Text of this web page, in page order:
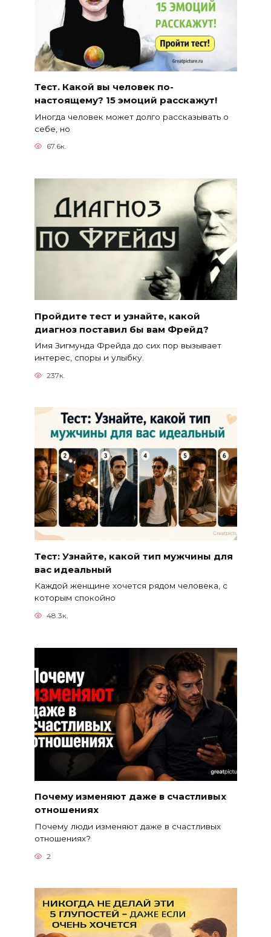
Тест. Какой вы человек по-
настоящему? 15 эмоций расскажут!
Иногда человек может долго рассказывать о
себе, но
67.6к.
Пройдите тест и узнайте, какой
диагноз поставил бы вам Фрейд?
Имя Зигмунда Фрейда до сих пор вызывает
интерес, споры и улыбку.
237к.
Тест: Узнайте, какой тип мужчины для
вас идеальный
Каждой женщине хочется рядом человека, с
которым спокойно
48.3к.
Почему изменяют даже в счастливых
отношениях
Почему люди изменяют даже в счастливых
отношениях?
2